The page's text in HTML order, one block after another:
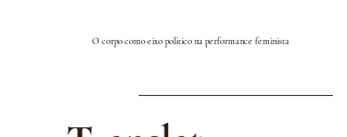
O corpo como eixo político na performance feminista